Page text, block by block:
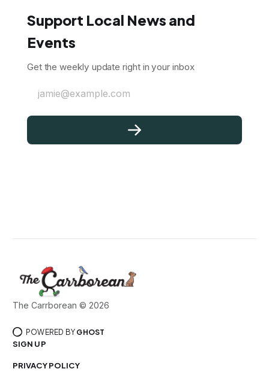
Support Local News and
Events
Get the weekly update right in your inbox
jamie@example.com
The Carrborean © 2026
POWERED BY GHOST
SIGN UP
PRIVACY POLICY